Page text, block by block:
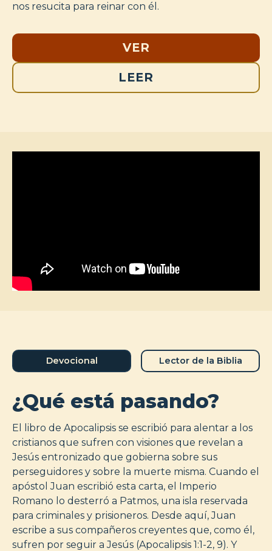
nos resucita para reinar con él.
VER
LEER
Devocional Lector de la Biblia
¿Qué está pasando?
El libro de Apocalipsis se escribió para alentar a los
cristianos que sufren con visiones que revelan a
Jesús entronizado que gobierna sobre sus
perseguidores y sobre la muerte misma. Cuando el
apóstol Juan escribió esta carta, el Imperio
Romano lo desterró a Patmos, una isla reservada
para criminales y prisioneros. Desde aquí, Juan
escribe a sus compañeros creyentes que, como él,
sufren por seguir a Jesús (Apocalipsis 1:1-2, 9). Y